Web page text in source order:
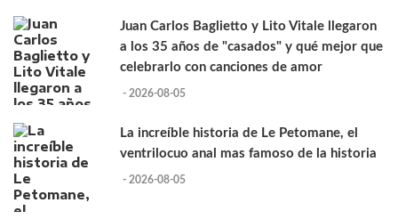
Juan Carlos Baglietto y Lito Vitale llegaron
a los 35 años de "casados" y qué mejor que
celebrarlo con canciones de amor
- 2026-08-05
La increíble historia de Le Petomane, el
ventrilocuo anal mas famoso de la historia
- 2026-08-05